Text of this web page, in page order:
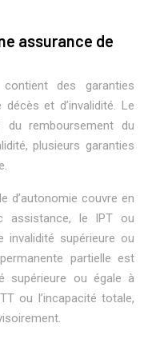
assurance de
des garanties
et d’invalidité. Le
du remboursement du
plusieurs garanties
d’autonomie couvre en
assistance, le IPT ou
invalidité supérieure ou
partielle est
supérieure ou égale à
ou l’incapacité totale,